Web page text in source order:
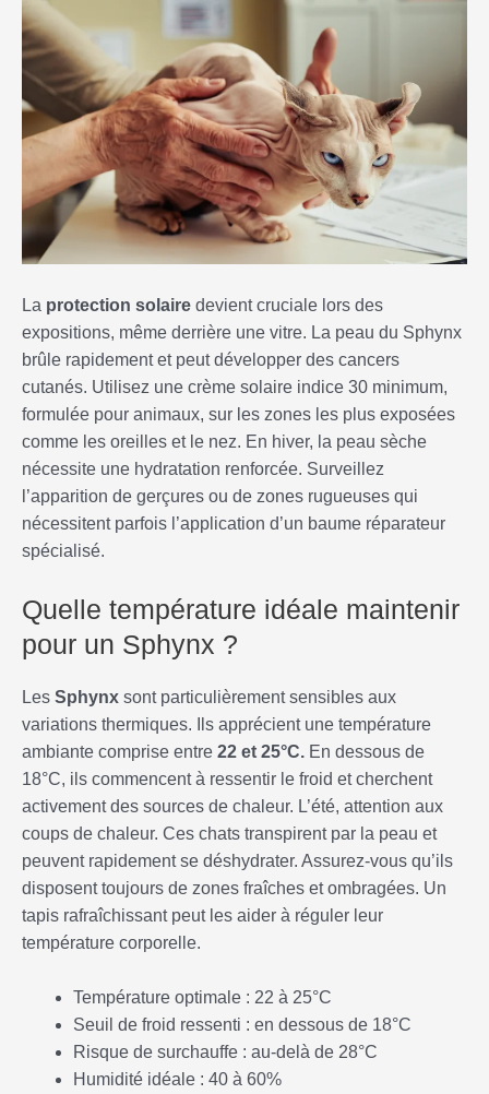
La protection solaire devient cruciale lors des
expositions, même derrière une vitre. La peau du Sphynx
brûle rapidement et peut développer des cancers
cutanés. Utilisez une crème solaire indice 30 minimum,
formulée pour animaux, sur les zones les plus exposées
comme les oreilles et le nez. En hiver, la peau sèche
nécessite une hydratation renforcée. Surveillez
l’apparition de gerçures ou de zones rugueuses qui
nécessitent parfois l’application d’un baume réparateur
spécialisé.
Quelle température idéale maintenir
pour un Sphynx ?
Les Sphynx sont particulièrement sensibles aux
variations thermiques. Ils apprécient une température
ambiante comprise entre 22 et 25°C. En dessous de
18°C, ils commencent à ressentir le froid et cherchent
activement des sources de chaleur. L’été, attention aux
coups de chaleur. Ces chats transpirent par la peau et
peuvent rapidement se déshydrater. Assurez-vous qu’ils
disposent toujours de zones fraîches et ombragées. Un
tapis rafraîchissant peut les aider à réguler leur
température corporelle.
Température optimale : 22 à 25°C
Seuil de froid ressenti : en dessous de 18°C
Risque de surchauffe : au-delà de 28°C
Humidité idéale : 40 à 60%